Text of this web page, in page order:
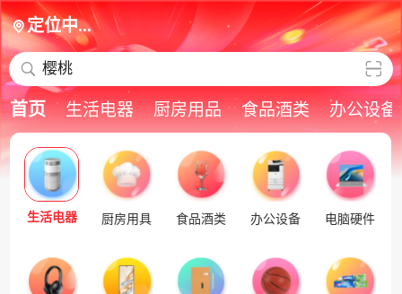
定位中...
樱桃
首页 生活电器 厨房用品 食品酒类 办公设备
生活电器 厨房用具 食品酒类 办公设备 电脑硬件